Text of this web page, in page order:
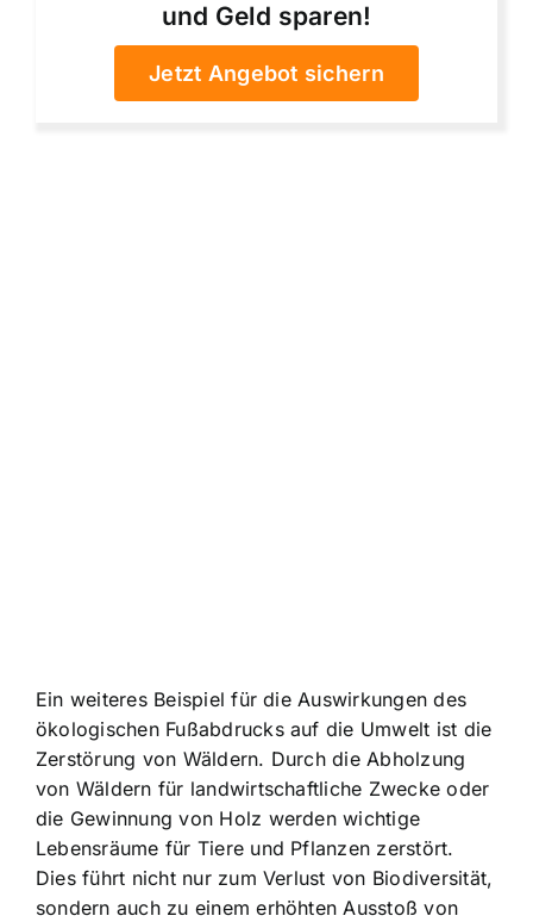
und Geld sparen!
Jetzt Angebot sichern
Ein weiteres Beispiel für die Auswirkungen des
ökologischen Fußabdrucks auf die Umwelt ist die
Zerstörung von Wäldern. Durch die Abholzung
von Wäldern für landwirtschaftliche Zwecke oder
die Gewinnung von Holz werden wichtige
Lebensräume für Tiere und Pflanzen zerstört.
Dies führt nicht nur zum Verlust von Biodiversität,
sondern auch zu einem erhöhten Ausstoß von